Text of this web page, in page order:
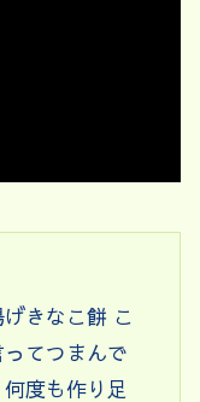
きなこ餅 こ
てつまんで
度も作り足